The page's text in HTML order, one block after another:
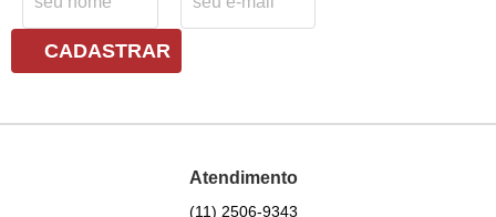
CADASTRAR
Atendimento
(11) 2506-9343